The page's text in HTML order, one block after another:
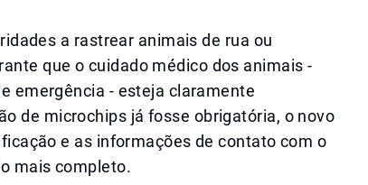
a rastrear animais de rua ou
que o cuidado médico dos animais -
emergência - esteja claramente
de microchips já fosse obrigatória, o novo
e as informações de contato com o
mais completo.